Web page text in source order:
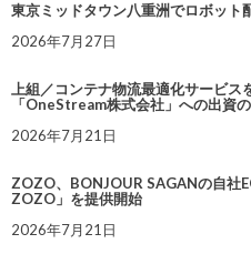
東京ミッドタウン八重洲でロボット
2026年7月27日
上組／コンテナ物流最適化サービス
「OneStream株式会社」への出資
2026年7月21日
ZOZO、BONJOUR SAGANの自社
ZOZO」を提供開始
2026年7月21日